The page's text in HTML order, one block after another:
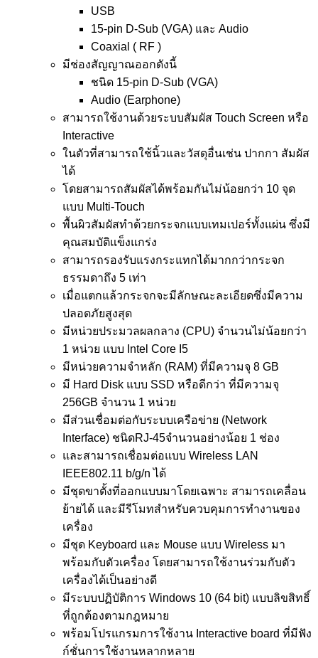
USB
15-pin D-Sub (VGA) และ Audio
Coaxial ( RF )
มีช่องสัญญาณออกดังนี้
ชนิด 15-pin D-Sub (VGA)
Audio (Earphone)
สามารถใช้งานด้วยระบบสัมผัส Touch Screen หรือ
Interactive
ในตัวที่สามารถใช้นิ้วและวัสดุอื่นเช่น ปากกา สัมผัส
ได้
โดยสามารถสัมผัสได้พร้อมกันไม่น้อยกว่า 10 จุด
แบบ Multi-Touch
พื้นผิวสัมผัสทำด้วยกระจกแบบเทมเปอร์ทั้งแผ่น ซึ่งมี
คุณสมบัติแข็งแกร่ง
สามารถรองรับแรงกระแทกได้มากกว่ากระจก
ธรรมดาถึง 5 เท่า
เมื่อแตกแล้วกระจกจะมีลักษณะละเอียดซึ่งมีความ
ปลอดภัยสูงสุด
มีหน่วยประมวลผลกลาง (CPU) จำนวนไม่น้อยกว่า
1 หน่วย แบบ Intel Core I5
มีหน่วยความจำหลัก (RAM) ที่มีความจุ 8 GB
มี Hard Disk แบบ SSD หรือดีกว่า ที่มีความจุ
256GB จำนวน 1 หน่วย
มีส่วนเชื่อมต่อกับระบบเครือข่าย (Network
Interface) ชนิดRJ-45จำนวนอย่างน้อย 1 ช่อง
และสามารถเชื่อมต่อแบบ Wireless LAN
IEEE802.11 b/g/n ได้
มีชุดขาตั้งที่ออกแบบมาโดยเฉพาะ สามารถเคลื่อน
ย้ายได้ และมีรีโมทสำหรับควบคุมการทำงานของ
เครื่อง
มีชุด Keyboard และ Mouse แบบ Wireless มา
พร้อมกับตัวเครื่อง โดยสามารถใช้งานร่วมกับตัว
เครื่องได้เป็นอย่างดี
มีระบบปฏิบัติการ Windows 10 (64 bit) แบบลิขสิทธิ์
ที่ถูกต้องตามกฎหมาย
พร้อมโปรแกรมการใช้งาน Interactive board ที่มีฟัง
ก์ชั่นการใช้งานหลากหลาย